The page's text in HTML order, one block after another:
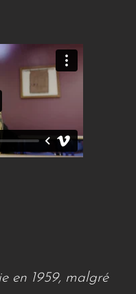
en 1959, malgré